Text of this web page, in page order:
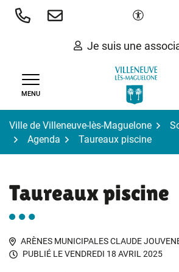
Aller
Je suis une
MENU
Ville de Villeneuve-lès-Maguelone
Agenda
Taureaux piscine
Taureaux piscine
ARÈNES MUNICIPALES CLAUDE
PUBLIÉ LEVENDREDI 18 AVRIL 2025